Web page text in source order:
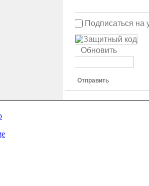
Подписаться
Обновить
Отправить